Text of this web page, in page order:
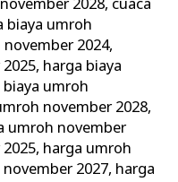
2028, cuaca
biaya umroh
2024,
, harga biaya
biaya umroh
november 2028,
umroh november
, harga umroh
2027, harga